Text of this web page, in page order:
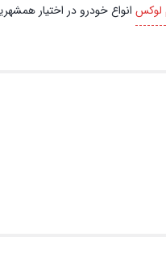
لوکس انواع خودرو در اختیار